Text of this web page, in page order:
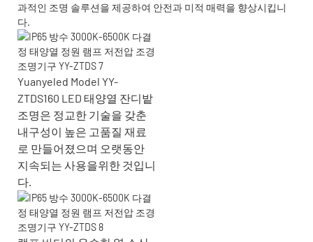
과적인 조명 솔루션을 제공하여 안전과 미적 매력을 향상시킵니
다.
Yuanyeled Model YY-
ZTDS160 LED 태양열 잔디밭
조명은 정교한 기술을 갖춘
내구성이 높은 고품질 재료
로 만들어졌으며 오랫동안
지속되는 사용을위한 것입니
다.